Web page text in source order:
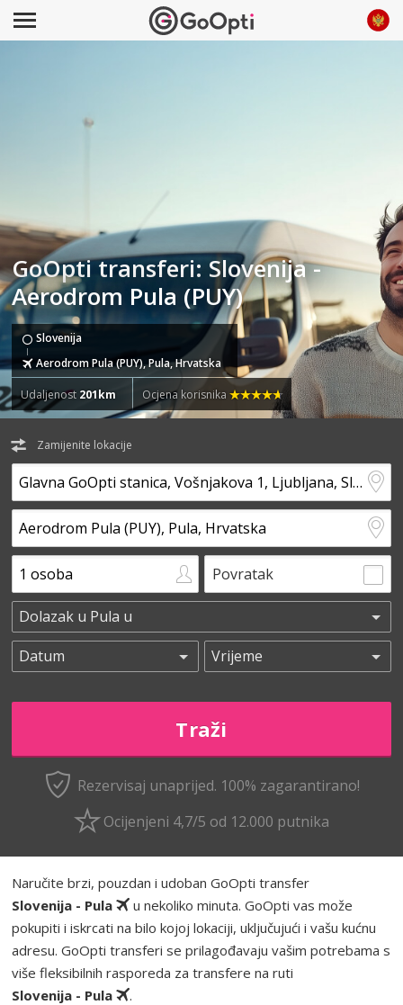
GoOpti transferi: Slovenija -
Aerodrom Pula (PUY)
Slovenija
Aerodrom Pula (PUY), Pula, Hrvatska
Udaljenost 201km Ocjena korisnika
Zamijenite lokacije
Povratak
Rezervisaj unaprijed. 100% zagarantirano!
Ocijenjeni 4,7/5 od 12.000 putnika
Naručite brzi, pouzdan i udoban GoOpti transfer
Slovenija - Pula
u nekoliko minuta. GoOpti vas može
pokupiti i iskrcati na bilo kojoj lokaciji, uključujući i vašu kućnu
adresu. GoOpti transferi se prilagođavaju vašim potrebama s
više fleksibilnih rasporeda za transfere na ruti
Slovenija - Pula
.